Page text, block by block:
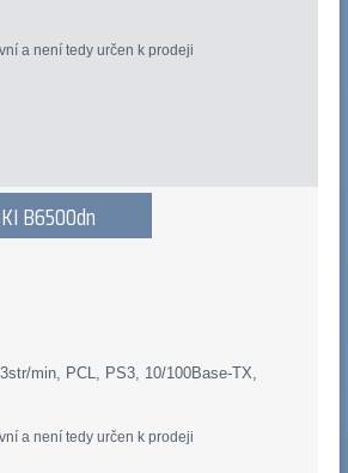
a není tedy určen k prodeji
B6500dn
min, PCL, PS3, 10/100Base-TX,
a není tedy určen k prodeji